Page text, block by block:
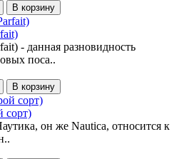
В корзину
- данная разновидность
поса..
В корзину
сорт)
он же Nautica, относится к